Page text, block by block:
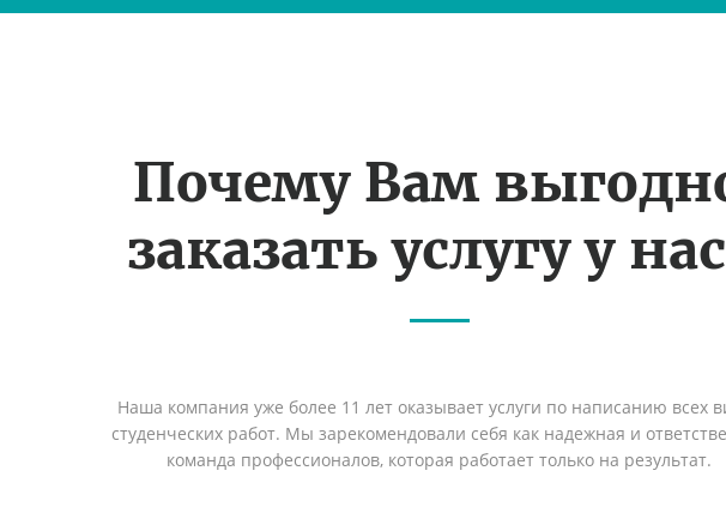
Почему Вам
заказать услугу у
Наша компания уже более 11 лет оказывает услуги по написанию всех
студенческих работ. Мы зарекомендовали себя как надежная и
команда профессионалов, которая работает только на результат.